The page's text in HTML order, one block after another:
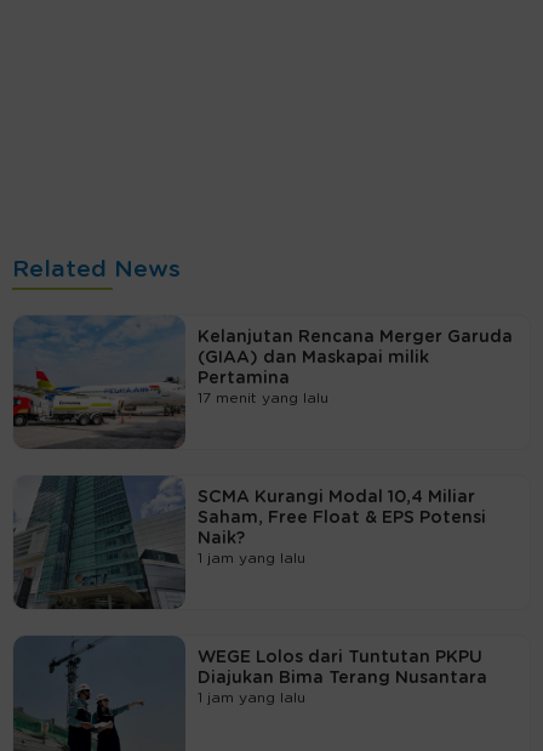
Related News
Kelanjutan Rencana Merger Garuda
(GIAA) dan Maskapai milik
Pertamina
17 menit yang lalu
SCMA Kurangi Modal 10,4 Miliar
Saham, Free Float & EPS Potensi
Naik?
1 jam yang lalu
WEGE Lolos dari Tuntutan PKPU
Diajukan Bima Terang Nusantara
1 jam yang lalu